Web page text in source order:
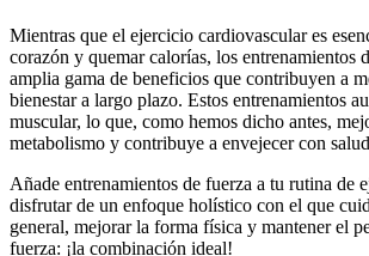
Mientras que el ejercicio cardiovascular es
corazón y quemar calorías, los entrenamientos
amplia gama de beneficios que contribuyen a
bienestar a largo plazo. Estos entrenamientos
muscular, lo que, como hemos dicho antes,
metabolismo y contribuye a envejecer con
Añade entrenamientos de fuerza a tu rutina de
disfrutar de un enfoque holístico con el que
general, mejorar la forma física y mantener el
fuerza: ¡la combinación ideal!